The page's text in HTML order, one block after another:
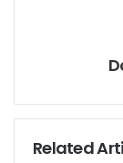
Related